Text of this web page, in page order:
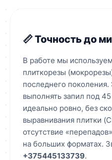
📏 Точность до
В работе мы
плиткорезы
последнего поколения.
выполнять запил под 45
идеально ровно, без
выравнивания плитки
отсутствие
на больших форматах.
+375445133739.